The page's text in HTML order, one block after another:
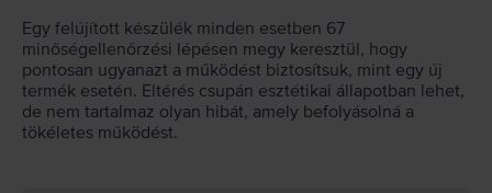
Egy felújított készülék minden esetben 67
minőségellenőrzési lépésen megy keresztül, hogy
pontosan ugyanazt a működést biztosítsuk, mint egy új
termék esetén. Eltérés csupán esztétikai állapotban lehet,
de nem tartalmaz olyan hibát, amely befolyásolná a
tökéletes működést.